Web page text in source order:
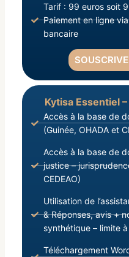
Tarif : 99 euros soit
Paiement en ligne
bancaire
Kytisa Essentiel
Accès à la base de
(Guinée, OHADA et
Accès à la base de
justice –
CEDEAO)
Utilisation de
& Réponses, avis +
synthétique – limite
Téléchargement